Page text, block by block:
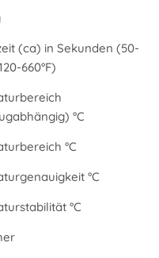
(ca) in Sekunden (50-
660°F)
°C
°C
°C
°C